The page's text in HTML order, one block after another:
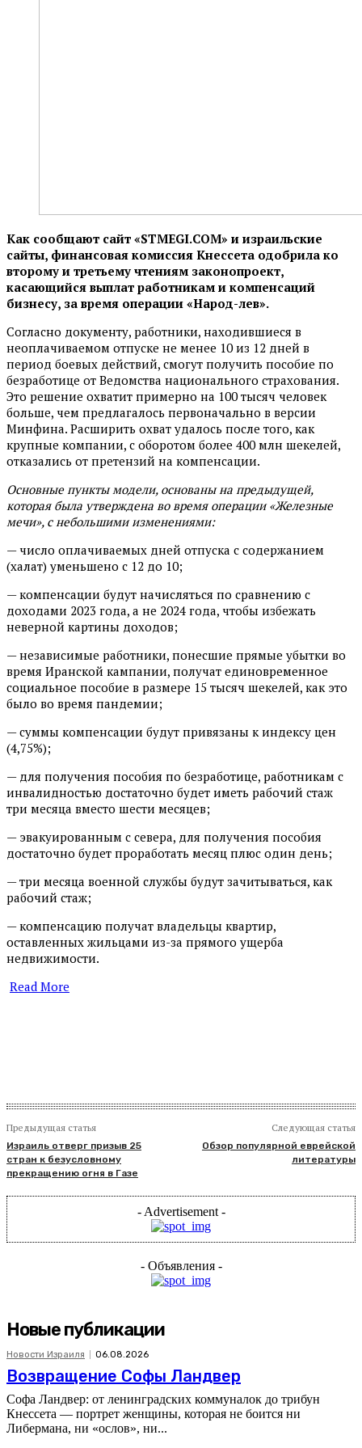
Как сообщают сайт «STMEGI.COM» и израильские
сайты, финансовая комиссия Кнессета одобрила ко
второму и третьему чтениям законопроект,
касающийся выплат работникам и компенсаций
бизнесу, за время операции «Народ-лев».
Согласно документу, работники, находившиеся в
неоплачиваемом отпуске не менее 10 из 12 дней в
период боевых действий, смогут получить пособие по
безработице от Ведомства национального страхования.
Это решение охватит примерно на 100 тысяч человек
больше, чем предлагалось первоначально в версии
Минфина. Расширить охват удалось после того, как
крупные компании, с оборотом более 400 млн шекелей,
отказались от претензий на компенсации.
Основные пункты модели, основаны на предыдущей,
которая была утверждена во время операции «Железные
мечи», с небольшими изменениями:
— число оплачиваемых дней отпуска с содержанием
(халат) уменьшено с 12 до 10;
— компенсации будут начисляться по сравнению с
доходами 2023 года, а не 2024 года, чтобы избежать
неверной картины доходов;
— независимые работники, понесшие прямые убытки во
время Иранской кампании, получат единовременное
социальное пособие в размере 15 тысяч шекелей, как это
было во время пандемии;
— суммы компенсации будут привязаны к индексу цен
(4,75%);
— для получения пособия по безработице, работникам с
инвалидностью достаточно будет иметь рабочий стаж
три месяца вместо шести месяцев;
— эвакуированным с севера, для получения пособия
достаточно будет проработать месяц плюс один день;
— три месяца военной службы будут зачитываться, как
рабочий стаж;
— компенсацию получат владельцы квартир,
оставленных жильцами из-за прямого ущерба
недвижимости.
Read More
Предыдущая статья
Израиль отверг призыв 25
стран к безусловному
прекращению огня в Газе
Следующая статья
Обзор популярной еврейской
литературы
- Advertisement -
- Объявления -
Новые публикации
Новости Израиля 06.08.2026
Возвращение Софы Ландвер
Софа Ландвер: от ленинградских коммуналок до трибун
Кнессета — портрет женщины, которая не боится ни
Либермана, ни «ослов», ни...